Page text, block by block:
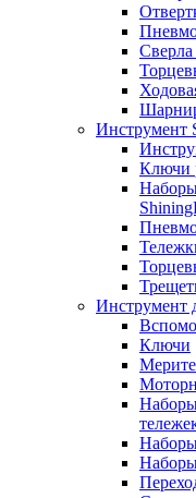
Инструмент
Ключи
Инструмент
Ключи